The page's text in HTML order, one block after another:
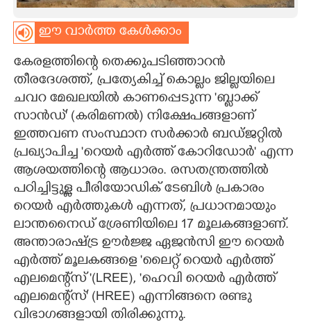
ASTRO
CARTOONS
LITERATURE
ZOOM
CONTACT US
ഈ വാർത്ത കേൾക്കാം
കേരളത്തിന്റെ തെക്കുപടിഞ്ഞാറൻ
തീരദേശത്ത്, പ്രത്യേകിച്ച് കൊല്ലം ജില്ലയിലെ
ചവറ മേഖലയിൽ കാണപ്പെടുന്ന 'ബ്ലാക്ക്
സാൻഡ്" (കരിമണൽ) നിക്ഷേപങ്ങളാണ്
ഇത്തവണ സംസ്ഥാന സർക്കാർ ബഡ്ജറ്റിൽ
പ്രഖ്യാപിച്ച 'റെയർ എർത്ത് കോറിഡോർ" എന്ന
ആശയത്തിന്റെ ആധാരം. രസതന്ത്രത്തിൽ
പഠിച്ചിട്ടുള്ള പീരിയോഡിക് ടേബിൾ പ്രകാരം
റെയർ എർത്തുകൾ എന്നത്,​ പ്രധാനമായും
ലാന്തനൈഡ് ശ്രേണിയിലെ 17 മൂലകങ്ങളാണ്.
അന്താരാഷ്ട്ര ഊർജ്ജ ഏജൻസി ഈ റെയർ
എർത്ത് മൂലകങ്ങളെ 'ലൈറ്റ് റെയർ എർത്ത്
എലമെന്റ്സ് "(LREE), 'ഹെവി റെയർ എർത്ത്
എലമെന്റ്സ്" (HREE) എന്നിങ്ങനെ രണ്ടു
വിഭാഗങ്ങളായി തിരിക്കുന്നു.